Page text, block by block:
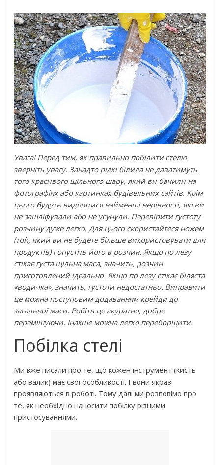
Увага! Перед тим, як правильно побілити стелю
зверніть увагу. Занадто рідкі білила не даватимуть
того красивого щільного шару, який ви бачили на
фотографіях або картинках будівельних сайтів. Крім
цього будуть виділятися найменші нерівності, які ви
не зашліфували або не усунули. Перевірити густоту
розчину дуже легко. Для цього скористайтеся ножем
(той, який ви не будете більше використовувати для
продуктів) і опустіть його в розчин. Якщо по лезу
стікає густа щільна маса, значить, розчин
приготовлений ідеально. Якщо по лезу стікає біляста
«водичка», значить, густоти недостатньо. Виправити
це можна поступовим додаванням крейди до
загальної маси. Робіть це акуратно, добре
перемішуючи. Інакше можна легко переборщити.
Побілка стелі
Ми вже писали про те, що кожен інструмент (кисть
або валик) має свої особливості. І вони якраз
проявляються в роботі. Тому далі ми розповімо про
те, як необхідно наносити побілку різними
пристосуваннями.